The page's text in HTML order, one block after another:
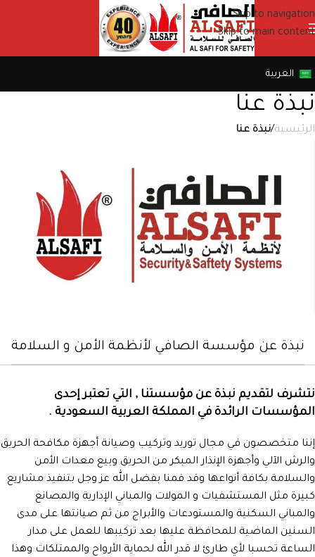
Skip to navigation
Skip to main content
العربية
نبذة عنا
الرئيسية/نبذة عنا
نبذة عن مؤسسة الصافي لأنظمة الأمن و السلامة
نتشرف لتقديم نبذة عن مؤسستنا , التي تعتبر إحدى
المؤسسات الرائدة في المملكة العربية السعودية .
إننا متخصصون في مجال توريد وتركيب وصيانة أجهزة مكافحة الحريق
والرش الآلي وأجهزة الإنذار المبكر من الحريق وبيع معدات الأمن
والسلامة بكافة أنواعها وقد قمنا بفضل الله عز وجل بتنفيذ مشاريع
كبيرة مثل المستشفيات و المولات والمباني الإدارية والمصانع
والمباني السكنية والمستودعات والأبراج من ثم صيانتها على مدى
السنين الماضية للمحافظة عليها بعد تركيبها للعمل على مدار
الساعة تحسبا لأي طارئ لا قدر الله لحماية الأرواح والممتلكات وهذا